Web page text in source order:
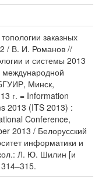
заказных
/ В. И. Романов //
и системы 2013
Минск,
г. = Information
2013 (ITS 2013) :
Conference,
2013 / Белорусский
информатики и
Л. Ю. Шилин [и